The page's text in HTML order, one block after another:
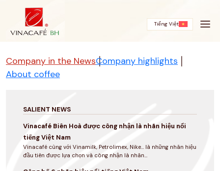
Tiếng Việt
Company in the NewsCompany highlights
About coffee
SALIENT NEWS
Vinacafé Biên Hoà được công nhận là nhãn hiệu nổi
tiếng Việt Nam
Vinacafé cùng với Vinamilk, Petrolimex, Nike... là những nhãn hiệu
đầu tiên được lựa chọn và công nhận là nhãn...